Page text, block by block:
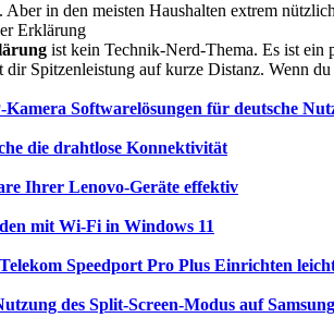
in den meisten Haushalten extrem
Erklärung
ist kein Technik-Nerd-Thema. Es ist
Spitzenleistung auf kurze Distanz. Wenn
Kamera Softwarelösungen für deutsche
die drahtlose Konnektivität
Ihrer Lenovo-Geräte effektiv
mit Wi-Fi in Windows 11
Speedport Pro Plus Einrichten
des Split-Screen-Modus auf